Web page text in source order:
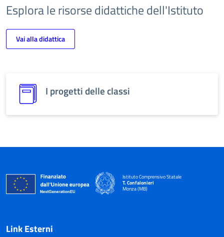
Esplora le risorse didattiche dell'Istituto
Vai alla didattica
I progetti delle classi
Istituto Comprensivo Statale
T. Confalonieri
Monza (MB)
Link Esterni